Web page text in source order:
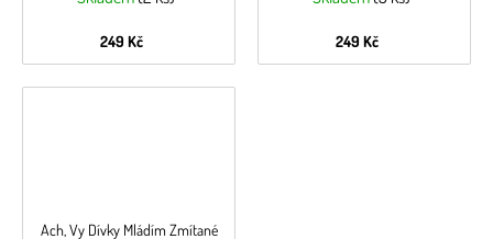
249 Kč 249 Kč
Ach, Vy Dívky Mládím Zmítané